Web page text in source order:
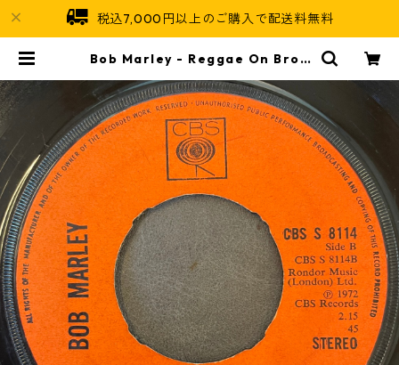
税込7,000円以上のご購入で配送料無料
Bob Marley - Reggae On Broa
oul